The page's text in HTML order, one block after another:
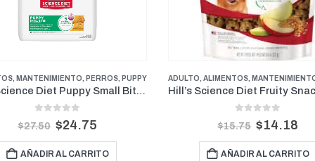
,ALIMENTOS MANTENIMIENTO, PERROS PUPPY, SENIOR ,TREATS
Hill’s Science Diet Fruity Snacks con Manzana y Avena 8 onz
out of 5
$15.75 $14.18
AÑADIR AL CARRITO
ANTIPULGAS, ANTIPULGAS ,ANTIPULGAS PERROS
out of 5
$34.00 $25.00
AÑADIR AL CARRITO